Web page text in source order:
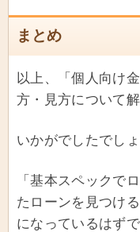
まとめ
以上、「個人向け
方・見方について解
いかがでしたでし
「基本スペックで
たローンを見つけ
になっているはずで